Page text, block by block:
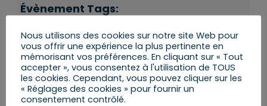
Évènement Tags:
Nous utilisons des cookies sur notre site Web pour
vous offrir une expérience la plus pertinente en
mémorisant vos préférences. En cliquant sur « Tout
accepter », vous consentez à l'utilisation de TOUS
les cookies. Cependant, vous pouvez cliquer sur les
« Réglages des cookies » pour fournir un
consentement contrôlé.